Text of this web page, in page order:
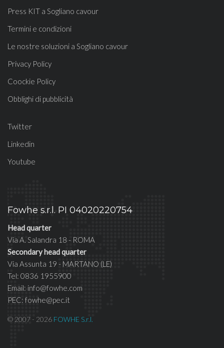
Press KIT a Sogliano cavour
Termini e condizioni
Le nostre soluzioni a Sogliano cavour
Privacy Policy
Coockie Policy
Obblighi di pubblicità
Twitter
Linkedin
Youtube
Fowhe s.r.l. PI 04020220754
Head quarter
Via A. Salandra 18 - ROMA
Secondary head quarter
Via Assunta 19 - MARTANO (LE)
Tel: 0836 1955900
Email: info@fowhe.com
PEC: fowhe@pec.it
© 2007 - 2026 FOWHE S.r.l.